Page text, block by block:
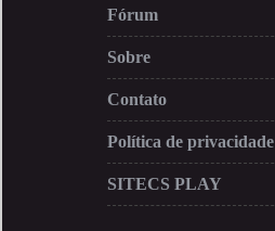
Fórum
Sobre
Contato
Política de privacidade
SITECS PLAY